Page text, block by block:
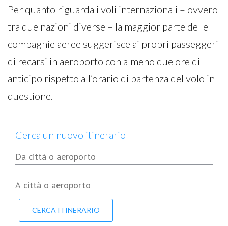
Per quanto riguarda i voli internazionali – ovvero
tra due nazioni diverse – la maggior parte delle
compagnie aeree suggerisce ai propri passeggeri
di recarsi in aeroporto con almeno due ore di
anticipo rispetto all’orario di partenza del volo in
questione.
Cerca un nuovo itinerario